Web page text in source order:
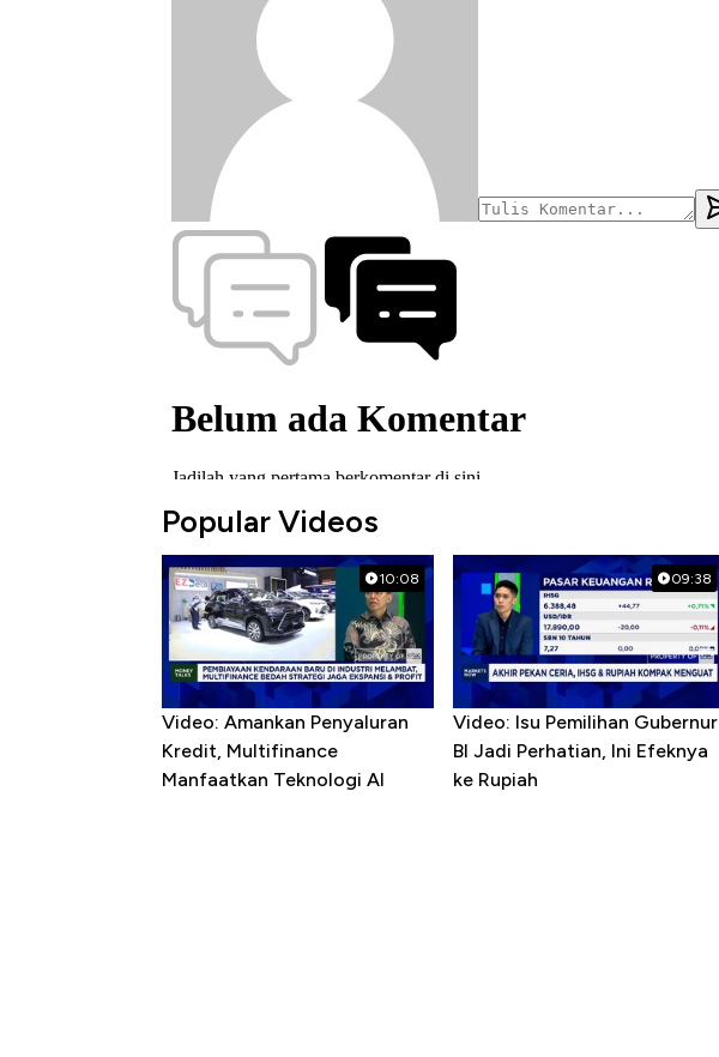
Popular Videos
10:08
Video: Amankan Penyaluran
Kredit, Multifinance
Manfaatkan Teknologi AI
09:38
Video: Isu Pemilihan Gubernur
BI Jadi Perhatian, Ini Efeknya
ke Rupiah